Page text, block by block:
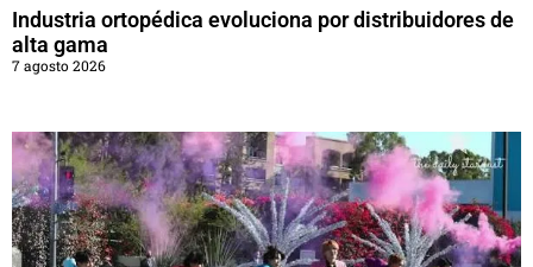
Industria ortopédica evoluciona por distribuidores de
alta gama
7 agosto 2026